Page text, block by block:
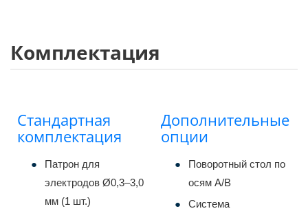
Комплектация
Стандартная
комплектация
Патрон для
электродов Ø0,3–3,0
мм (1 шт.)
Дополнительные
опции
Поворотный стол по
осям A/B
Система